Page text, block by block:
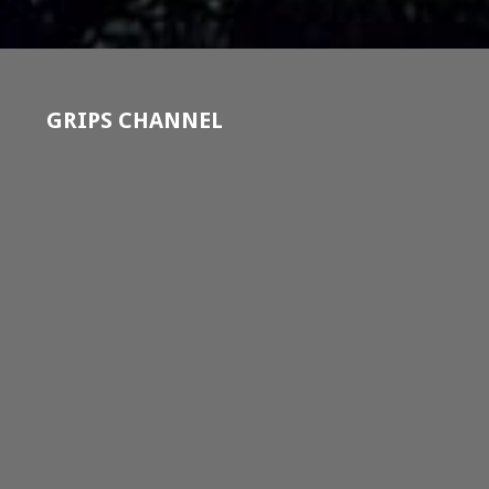
GRIPS CHANNEL